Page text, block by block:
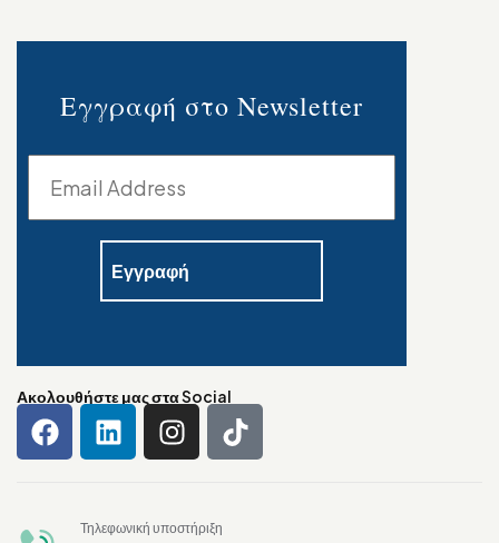
Εγγραφή στο Newsletter
Ακολουθήστε μας στα Social
Τηλεφωνική υποστήριξη